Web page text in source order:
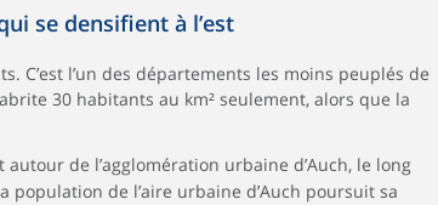
se densifient à l’est
C’est l’un des départements les moins peuplés de
30 habitants au km² seulement, alors que la
de l’agglomération urbaine d’Auch, le long
de l’aire urbaine d’Auch poursuit sa